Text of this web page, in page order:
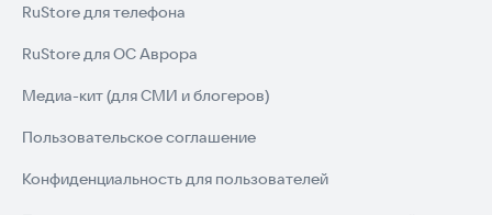
RuStore для телефона
RuStore для ОС Аврора
Медиа-кит (для СМИ и блогеров)
Пользовательское соглашение
Конфиденциальность для пользователей